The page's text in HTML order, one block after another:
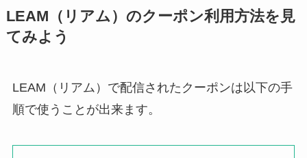
LEAM（リアム）のクーポン利用方法を見
てみよう
LEAM（リアム）で配信されたクーポンは以下の手
順で使うことが出来ます。